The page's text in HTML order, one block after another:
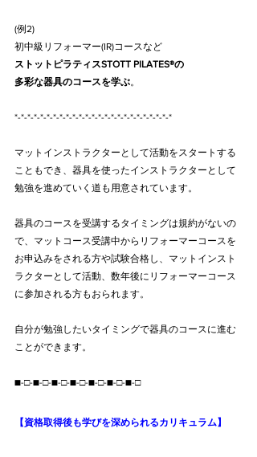
(例2)
初中級リフォーマー(IR)コースなど
ストットピラティスSTOTT PILATES®の
多彩な器具のコースを学ぶ。
*-*-*-*-*-*-*-*-*-*-*-*-*-*-*-*-*-*-*-*-*-*-*-*-*
マットインストラクターとして活動をスタートする
こともでき、器具を使ったインストラクターとして
勉強を進めていく道も用意されています。
器具のコースを受講するタイミングは規約がないの
で、マットコース受講中からリフォーマーコースを
お申込みをされる方や試験合格し、マットインスト
ラクターとして活動、数年後にリフォーマーコース
に参加される方もおられます。
自分が勉強したいタイミングで器具のコースに進む
ことができます。
■-□-■-□-■-□-■-□-■-□-■-□-■-□
【資格取得後も学びを深められるカリキュラム】